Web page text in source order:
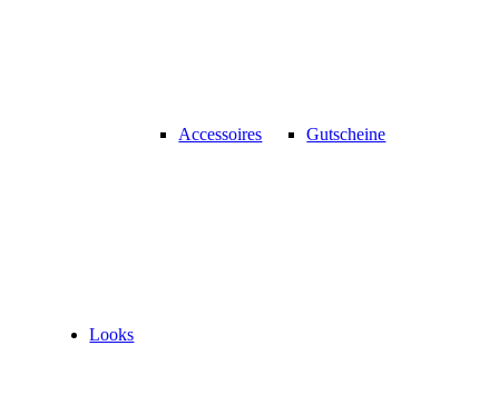
Accessoires Gutscheine
Looks